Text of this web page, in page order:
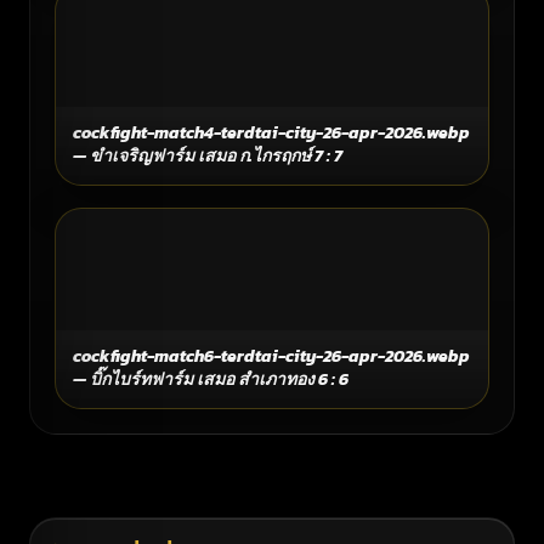
cockfight-match4-terdtai-city-26-apr-2026.webp
— ขำเจริญฟาร์ม เสมอ ก.ไกรฤกษ์ 7 : 7
cockfight-match6-terdtai-city-26-apr-2026.webp
— บิ๊กไบร์ทฟาร์ม เสมอ สำเภาทอง 6 : 6